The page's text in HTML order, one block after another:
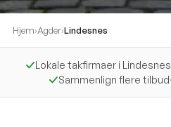
Hjem›Agder›Lindesnes
Lokale takfirmaer i Lindesnes
Sammenlign flere tilbud